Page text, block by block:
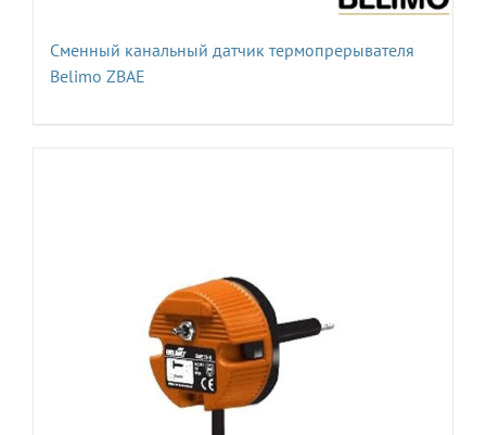
Сменный канальный датчик термопрерывателя
Belimo ZBAE